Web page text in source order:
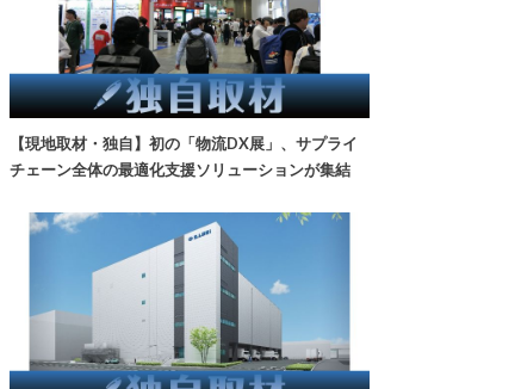
【現地取材・独自】初の「物流DX展」、サプライ
チェーン全体の最適化支援ソリューションが集結